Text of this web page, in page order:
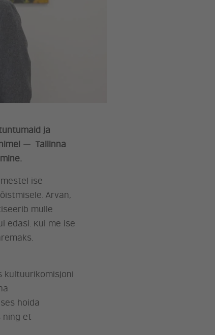
ja
— Tallinna
ise
Arvan,
mulle
edasi. Kui me ise
kultuurikomisjoni
hoida
ning et